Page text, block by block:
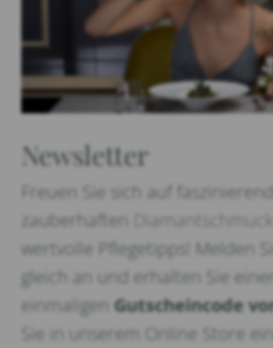
Newsletter
Freuen Sie sich auf
zauberhaften
Diamantschmuck
wertvolle Pflegetipps! Melden
gleich an und erhalten Sie einen
einmaligen Gutscheincode
Sie in unserem Online Store